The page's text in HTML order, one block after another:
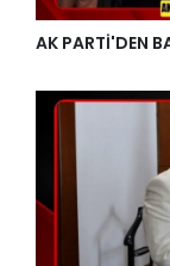
AK PARTİ'DEN